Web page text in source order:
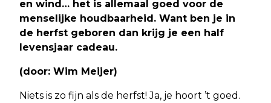
en wind… het is allemaal goed voor de
menselijke houdbaarheid. Want ben je in
de herfst geboren dan krijg je een half
levensjaar cadeau.
(door: Wim Meijer)
Niets is zo fijn als de herfst! Ja, je hoort ’t goed.